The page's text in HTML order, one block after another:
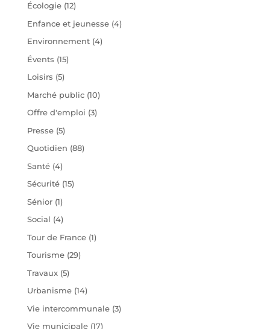
Écologie(12)
Enfance et jeunesse(4)
Environnement(4)
Évents (15)
Loisirs (5)
Marché public(10)
Offre d'emploi (3)
Presse(5)
Quotidien (88)
Santé(4)
Sécurité(15)
Sénior(1)
Social (4)
Tour de France(1)
Tourisme(29)
Travaux(5)
Urbanisme(14)
Vie intercommunale(3)
Vie municipale(17)